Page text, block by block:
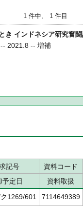
1 件中、 1 件目
き インドネシア研究奮
2021.8 -- 増補
記号
資料コード
予定日
資料取扱
1269/601
7114649389